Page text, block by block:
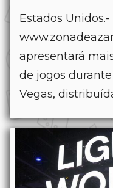
Estados
apresentará
de jogos
Vegas,